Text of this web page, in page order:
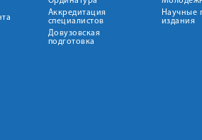
Аккредитация
специалистов
Довузовская
подготовка
Научные
издания